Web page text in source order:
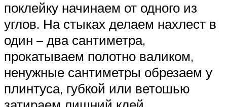
поклейку начинаем от одного из
углов. На стыках делаем нахлест в
один – два сантиметра,
прокатываем полотно валиком,
ненужные сантиметры обрезаем у
плинтуса, губкой или ветошью